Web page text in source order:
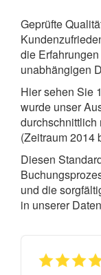
Geprüfte
die
unabhängigen
Hier sehen Sie 1
wurde unser
durchschnittlich
(Zeitraum 2014
Diesen
und die
in unserer